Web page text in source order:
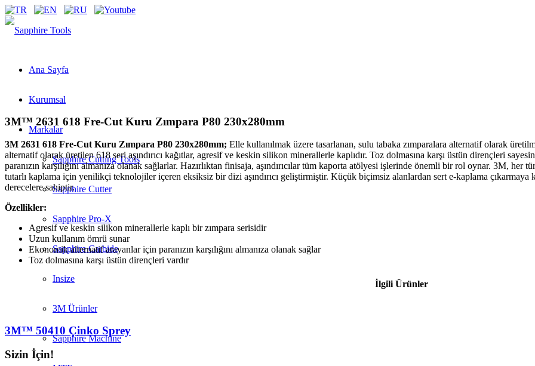
Ana Sayfa
Kurumsal
Markalar
Sapphire Cutting Tools
Sapphire Cutter
Sapphire Pro-X
Sapphire Carbide
Insize
3M Ürünler
Sapphire Machine
3M™ 2631 618 Fre-Cut Kuru Zımpara P80 230x280mm
3M 2631 618 Fre-Cut Kuru Zımpara P80 230x280mm; Elle kullanılmak üzere tasarlanan, sulu tabaka zımparalara alternatif olarak
alternatif olarak üretilen 618 seri aşındırıcı kağıtlar, agresif ve keskin silikon minerallerle kaplıdır. Toz dolmasına karşı üstün dirençleri
paranızın karşılığını almanıza olanak sağlarlar. Hazırlıktan finisaja, aşındırıcılar tüm kaporta atölyesi işlerinde önemli bir rol oynar. 3M,
tutarlı kaplama için yenilikçi teknolojiler içeren eksiksiz bir dizi aşındırıcı geliştirmiştir. Küçük biçimsiz alanlardan sert e-kaplama çıkarmaya
derecelere sahiptir.
Özellikler:
Agresif ve keskin silikon minerallerle kaplı bir zımpara serisidir
Uzun kullanım ömrü sunar
Ekonomik alternatif arayanlar için paranızın karşılığını almanıza olanak sağlar
Toz dolmasına karşı üstün dirençleri vardır
İlgili Ürünler
3M™ 50410 Çinko Sprey
Sizin İçin!